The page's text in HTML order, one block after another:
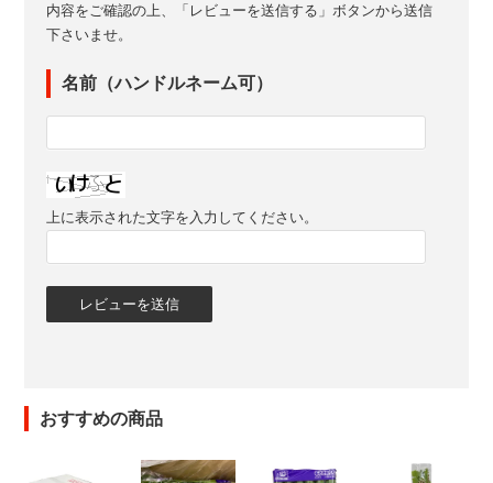
内容をご確認の上、「レビューを送信する」ボタンから送信
下さいませ。
名前（ハンドルネーム可）
上に表示された文字を入力してください。
おすすめの商品